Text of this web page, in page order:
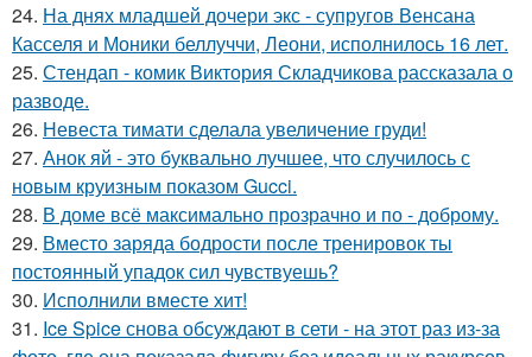
24. На днях младшей дочери экс - супругов Венсана
Касселя и Моники беллуччи, Леони, исполнилось 16 лет.
25. Стендап - комик Виктория Складчикова рассказала о
разводе.
26. Невеста тимати сделала увеличение груди!
27. Анок яй - это буквально лучшее, что случилось с
новым круизным показом Gucci.
28. В доме всё максимально прозрачно и по - доброму.
29. Вместо заряда бодрости после тренировок ты
постоянный упадок сил чувствуешь?
30. Исполнили вместе хит!
31. Ice Spice снова обсуждают в сети - на этот раз из-за